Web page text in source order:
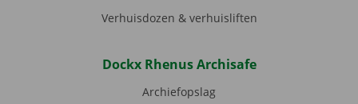
Verhuisdozen & verhuisliften
Dockx Rhenus Archisafe
Archiefopslag